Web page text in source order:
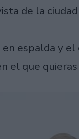
de la
espalda y
el que